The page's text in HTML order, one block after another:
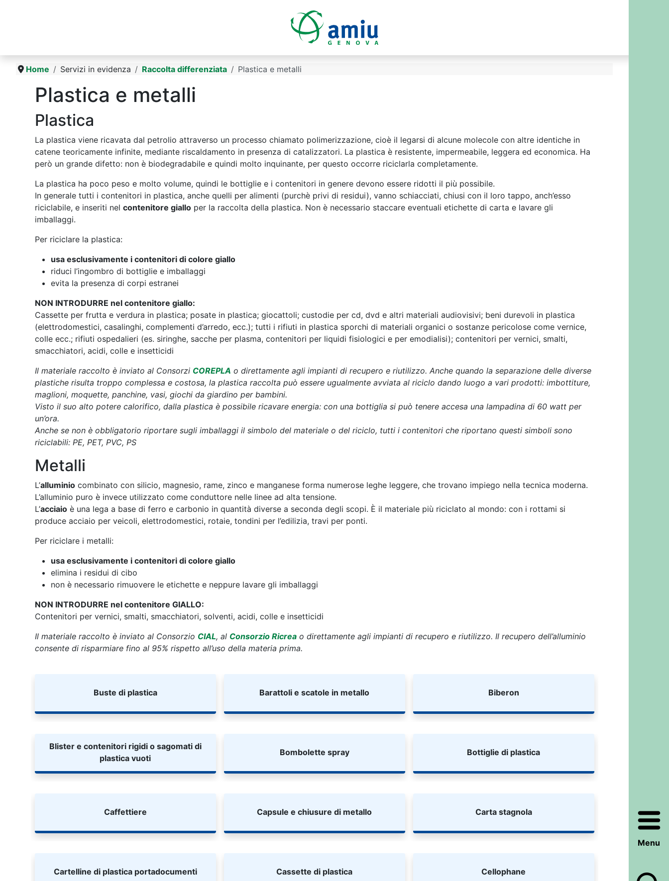
Menu
Home Servizi in evidenza Raccolta differenziata Plastica e metalli
Plastica e metalli
Plastica
La plastica viene ricavata dal petrolio attraverso un processo chiamato polimerizzazione, cioè il legarsi di alcune molecole con altre identiche in
catene teoricamente infinite, mediante riscaldamento in presenza di catalizzatori. La plastica è resistente, impermeabile, leggera ed economica. Ha
però un grande difetto: non è biodegradabile e quindi molto inquinante, per questo occorre riciclarla completamente.
La plastica ha poco peso e molto volume, quindi le bottiglie e i contenitori in genere devono essere ridotti il più possibile.
In generale tutti i contenitori in plastica, anche quelli per alimenti (purchè privi di residui), vanno schiacciati, chiusi con il loro tappo, anch’esso
riciclabile, e inseriti nel contenitore gialloper la raccolta della plastica. Non è necessario staccare eventuali etichette di carta e lavare gli
imballaggi.
Per riciclare la plastica:
usa esclusivamente i contenitori di colore giallo
riduci l’ingombro di bottiglie e imballaggi
evita la presenza di corpi estranei
NON INTRODURRE nel contenitore giallo:
Cassette per frutta e verdura in plastica; posate in plastica; giocattoli; custodie per cd, dvd e altri materiali audiovisivi; beni durevoli in plastica
(elettrodomestici, casalinghi, complementi d’arredo, ecc.); tutti i rifiuti in plastica sporchi di materiali organici o sostanze pericolose come vernice,
colle ecc.; rifiuti ospedalieri (es. siringhe, sacche per plasma, contenitori per liquidi fisiologici e per emodialisi); contenitori per vernici, smalti,
smacchiatori, acidi, colle e insetticidi
Il materiale raccolto è inviato al Consorzi COREPLA o direttamente agli impianti di recupero e riutilizzo. Anche quando la separazione delle diverse
plastiche risulta troppo complessa e costosa, la plastica raccolta può essere ugualmente avviata al riciclo dando luogo a vari prodotti: imbottiture,
maglioni, moquette, panchine, vasi, giochi da giardino per bambini.
Visto il suo alto potere calorifico, dalla plastica è possibile ricavare energia: con una bottiglia si può tenere accesa una lampadina di 60 watt per
un’ora.
Anche se non è obbligatorio riportare sugli imballaggi il simbolo del materiale o del riciclo, tutti i contenitori che riportano questi simboli sono
riciclabili: PE, PET, PVC, PS
Metalli
L’alluminiocombinato con silicio, magnesio, rame, zinco e manganese forma numerose leghe leggere, che trovano impiego nella tecnica moderna.
L’alluminio puro è invece utilizzato come conduttore nelle linee ad alta tensione.
L’acciaioè una lega a base di ferro e carbonio in quantità diverse a seconda degli scopi. È il materiale più riciclato al mondo: con i rottami si
produce acciaio per veicoli, elettrodomestici, rotaie, tondini per l’edilizia, travi per ponti.
Per riciclare i metalli:
usa esclusivamente i contenitori di colore giallo
elimina i residui di cibo
non è necessario rimuovere le etichette e neppure lavare gli imballaggi
NON INTRODURRE nel contenitore GIALLO:
Contenitori per vernici, smalti, smacchiatori, solventi, acidi, colle e insetticidi
Il materiale raccolto è inviato al Consorzio CIAL, al Consorzio Ricreao direttamente agli impianti di recupero e riutilizzo. Il recupero dell’alluminio
consente di risparmiare fino al 95% rispetto all’uso della materia prima.
Buste di plastica Barattoli e scatole in metallo Biberon
Blister e contenitori rigidi o sagomati di
plastica vuoti
Bombolette spray Bottiglie di plastica
Caffettiere Capsule e chiusure di metallo Carta stagnola
Cartelline di plastica portadocumenti Cassette di plastica Cellophane